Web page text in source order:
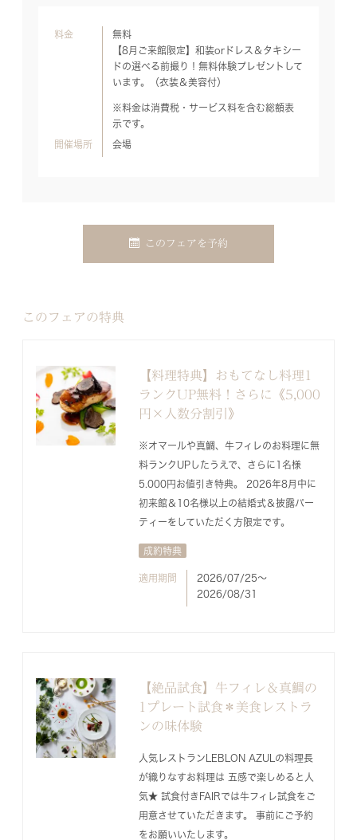
料金
無料
【8月ご来館限定】和装orドレス＆タキシー
ドの選べる前撮り！無料体験プレゼントして
います。（衣装＆美容付）
※料金は消費税・サービス料を含む総額表
示です。
開催場所 会場
このフェアを予約
このフェアの特典
【料理特典】おもてなし料理1
ランクUP無料！さらに《5,000
円×人数分割引》
※オマールや真鯛、牛フィレのお料理に無
料ランクUPしたうえで、さらに1名様
5.000円お値引き特典。 2026年8月中に
初来館＆10名様以上の結婚式＆披露パー
ティーをしていただく方限定です。
成約特典
適用期間
2026/07/25〜
2026/08/31
【絶品試食】牛フィレ＆真鯛の
1プレート試食＊美食レストラ
ンの味体験
人気レストランLEBLON AZULの料理長
が織りなすお料理は 五感で楽しめると人
気★ 試食付きFAIRでは牛フィレ試食をご
用意させていただきます。 事前にご予約
をお願いいたします。